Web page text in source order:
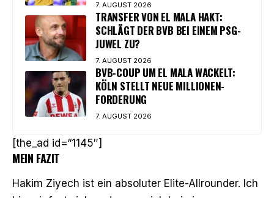
7. AUGUST 2026
TRANSFER VON EL MALA HAKT:
SCHLÄGT DER BVB BEI EINEM PSG-
JUWEL ZU?
7. AUGUST 2026
BVB-COUP UM EL MALA WACKELT:
KÖLN STELLT NEUE MILLIONEN-
FORDERUNG
7. AUGUST 2026
[the_ad id=“1145″]
MEIN FAZIT
Hakim Ziyech ist ein absoluter Elite-Allrounder. Ich